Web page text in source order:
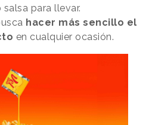
para llevar.
hacer más sencillo el
en cualquier ocasión.